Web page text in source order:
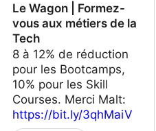
Le Wagon | Formez-
vous aux métiers de la
Tech
8 à 12% de réduction
pour les Bootcamps,
10% pour les Skill
Courses. Merci Malt:
https://bit.ly/3qhMaiV